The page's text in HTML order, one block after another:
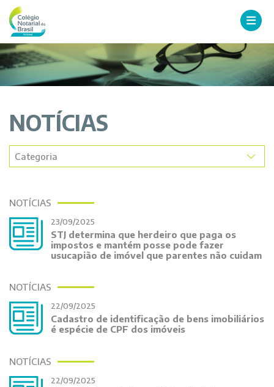
NOTÍCIAS
NOTÍCIAS
23/09/2025
STJ determina que herdeiro que paga os
impostos e mantém posse pode fazer
usucapião de imóvel que parentes não cuidam
NOTÍCIAS
22/09/2025
Cadastro de identificação de bens imobiliários
é espécie de CPF dos imóveis
NOTÍCIAS
22/09/2025